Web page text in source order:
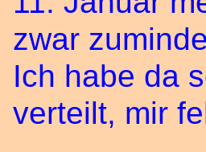
zwar
Ich habe da
verteilt, mir